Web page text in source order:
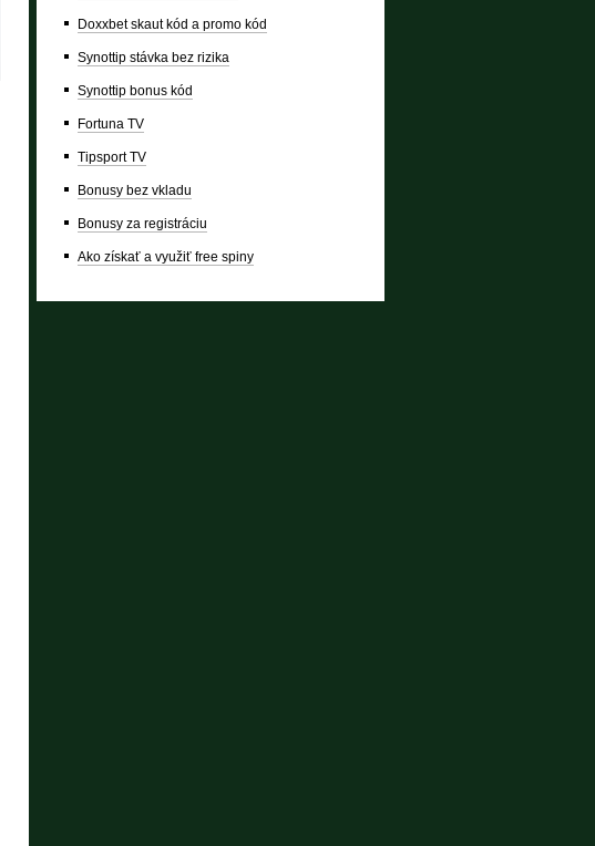
Doxxbet skaut kód a promo kód
Synottip stávka bez rizika
Synottip bonus kód
Fortuna TV
Tipsport TV
Bonusy bez vkladu
Bonusy za registráciu
Ako získať a využiť free spiny